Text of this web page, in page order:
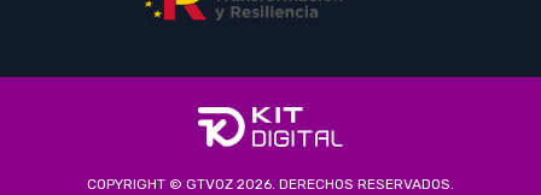
COPYRIGHT © GTVOZ 2026. DERECHOS RESERVADOS.